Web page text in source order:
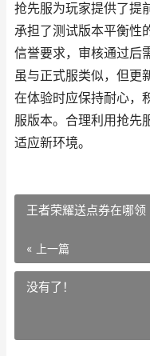
抢先服为玩家提供了提
承担了测试版本平衡性
信誉要求，审核通过后
虽与正式服类似，但更
在体验时应保持耐心，
服版本。合理利用抢先
适应新环境。
王者荣耀送点券在哪领
« 上一篇
没有了！